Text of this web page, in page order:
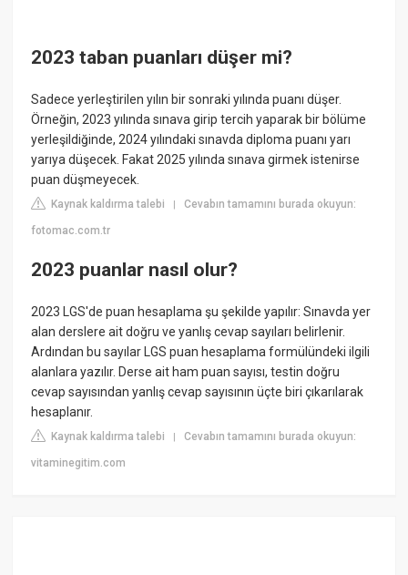
2023 taban puanları düşer mi?
Sadece yerleştirilen yılın bir sonraki yılında puanı düşer.
Örneğin, 2023 yılında sınava girip tercih yaparak bir bölüme
yerleşildiğinde, 2024 yılındaki sınavda diploma puanı yarı
yarıya düşecek. Fakat 2025 yılında sınava girmek istenirse
puan düşmeyecek.
Kaynak kaldırma talebi |Cevabın tamamını burada okuyun:
fotomac.com.tr
2023 puanlar nasıl olur?
2023 LGS'de puan hesaplama şu şekilde yapılır: Sınavda yer
alan derslere ait doğru ve yanlış cevap sayıları belirlenir.
Ardından bu sayılar LGS puan hesaplama formülündeki ilgili
alanlara yazılır. Derse ait ham puan sayısı, testin doğru
cevap sayısından yanlış cevap sayısının üçte biri çıkarılarak
hesaplanır.
Kaynak kaldırma talebi |Cevabın tamamını burada okuyun:
vitaminegitim.com